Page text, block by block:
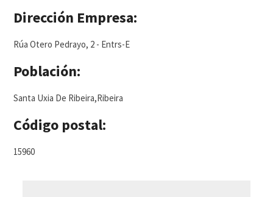
Dirección Empresa:
Rúa Otero Pedrayo, 2 - Entrs-E
Población:
Santa Uxia De Ribeira,Ribeira
Código postal:
15960